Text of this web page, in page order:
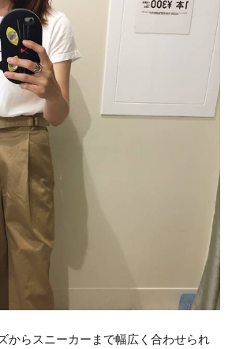
からスニーカーまで幅広く合わせられ